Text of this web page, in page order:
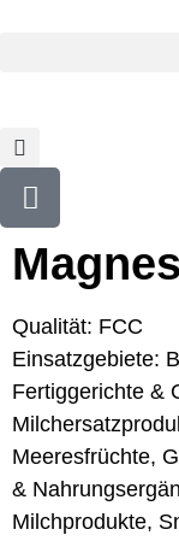
Qualität: FCC
Einsatzgebiete:
Fertiggerichte &
Meeresfrüchte,
&
Milchprodukte,